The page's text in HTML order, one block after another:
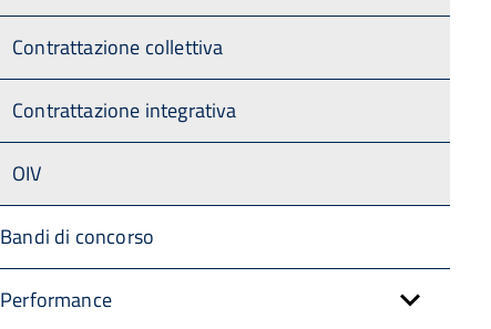
Contrattazione collettiva
Contrattazione integrativa
OIV
Bandi di concorso
Performance